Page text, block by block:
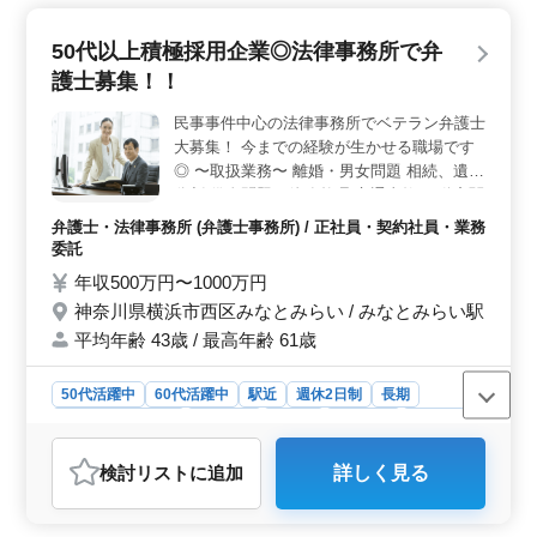
働けます。さらに、夏季休業や年末年始などの休暇制度
も充実しています。 ＜多様な業務経験＞ 家事事件
取り組めます。個人案件の受任も可能で、新しい分野に
挑戦できる環境です。
50代以上積極採用企業◎法律事務所で弁
護士募集！！
民事事件中心の法律事務所でベテラン弁護士
大募集！ 今までの経験が生かせる職場です
◎ 〜取扱業務〜 離婚・男女問題 相続、遺産
係 労働問題 会社経営全般 契約・取引関係
◎50代以上活躍中 ◎交通費実費支給 向上心
があり、何事にも積極的に取り組める方積極
採用致します！！！ ぜひご応募ください♪♪
弁護士・法律事務所 (弁護士事務所) / 正社員・契約社員・業務
委託
年収500万円〜1000万円
神奈川県横浜市西区みなとみらい / みなとみらい駅
平均年齢 43歳 / 最高年齢 61歳
50代活躍中 60代活躍中 駅近 週休2日制
長期
業務委託
おすすめポイント
＜魅力的なポイント＞ 神奈川県横浜市西区みなとみら
検討リスト に追加 詳しく見る